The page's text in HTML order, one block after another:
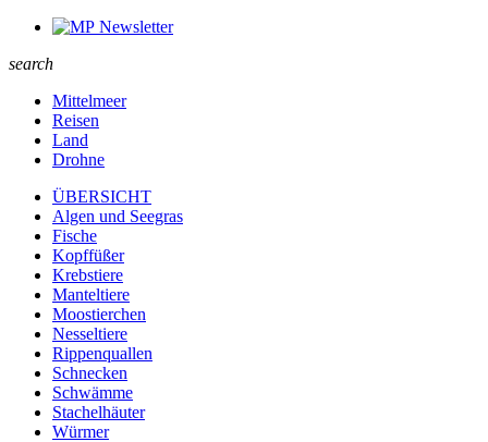
Newsletter
search
Mittelmeer
Reisen
Land
Drohne
ÜBERSICHT
Algen und Seegras
Fische
Kopffüßer
Krebstiere
Manteltiere
Moostierchen
Nesseltiere
Rippenquallen
Schnecken
Schwämme
Stachelhäuter
Würmer